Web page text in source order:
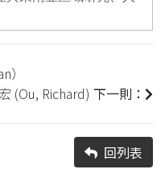
）
(Ou, Richard) 下一則：
回列表